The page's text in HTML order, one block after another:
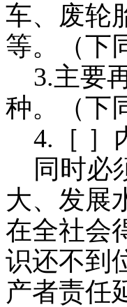
车、废轮
等。（下
3.主要
种。（下
4.［ ］
同时必
大、发展
在全社会
识还不到
产者责任